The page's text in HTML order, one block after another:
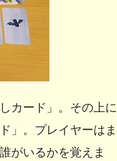
カード」。その上に
」。プレイヤーはま
がいるかを覚えま